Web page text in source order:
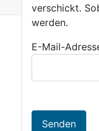
verschickt.
werden.
E-Mail-
Senden